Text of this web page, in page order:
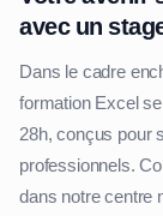
avec un
Dans le cadre
formation Excel
28h, conçus pour
professionnels.
dans notre centre